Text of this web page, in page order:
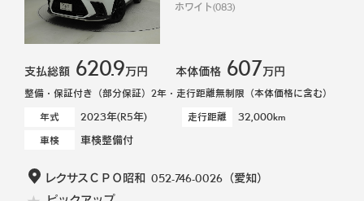
ホワイト(083)
支払総額 620.9万円 本体価格 607万円
整備・保証付き（部分保証）2年・走行距離無制限（本体価格に含む）
年式
2023年(R5年) 走行距離 32,000km
車検 車検整備付
レクサスＣＰＯ昭和 052-746-0026（愛知）